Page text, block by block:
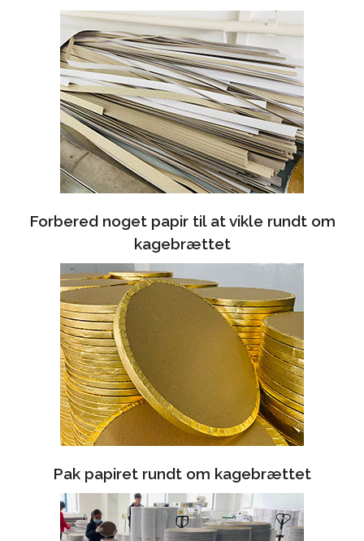
Forbered noget papir til at vikle rundt om
kagebrættet
Pak papiret rundt om kagebrættet